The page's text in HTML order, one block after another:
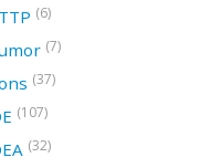
(6)
(7)
(37)
(107)
(32)